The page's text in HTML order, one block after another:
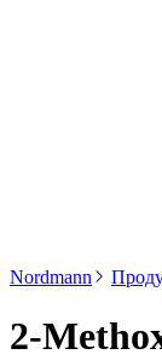
Nordmann
2-